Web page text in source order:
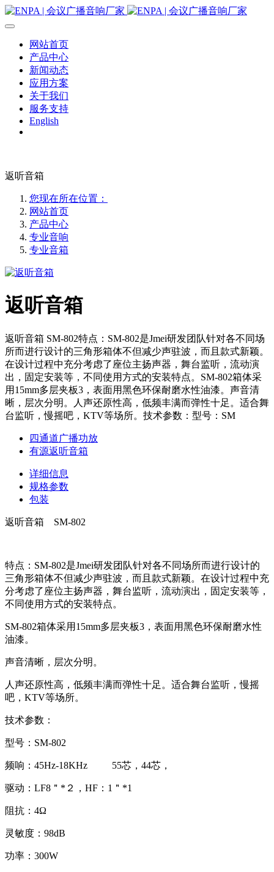
网站首页
产品中心
新闻动态
应用方案
关于我们
服务支持
English
返听音箱
您现在所在位置：
网站首页
产品中心
专业音响
专业音箱
返听音箱
返听音箱 SM-802特点：SM-802是Jmei研发团队针对各不同场
所而进行设计的三角形箱体不但减少声驻波，而且款式新颖。
在设计过程中充分考虑了座位主扬声器，舞台监听，流动演
出，固定安装等，不同使用方式的安装特点。SM-802箱体采
用15mm多层夹板3，表面用黑色环保耐磨水性油漆。声音清
晰，层次分明。人声还原性高，低频丰满而弹性十足。适合舞
台监听，慢摇吧，KTV等场所。技术参数：型号：SM
四通道广播功放
有源返听音箱
详细信息
规格参数
包装
返听音箱 SM-802
特点：SM-802是Jmei研发团队针对各不同场所而进行设计的
三角形箱体不但减少声驻波，而且款式新颖。在设计过程中充
分考虑了座位主扬声器，舞台监听，流动演出，固定安装等，
不同使用方式的安装特点。
SM-802箱体采用15mm多层夹板3，表面用黑色环保耐磨水性
油漆。
声音清晰，层次分明。
人声还原性高，低频丰满而弹性十足。适合舞台监听，慢摇
吧，KTV等场所。
技术参数：
型号：SM-802
频响：45Hz-18KHz 55芯，44芯，
驱动：LF8＂*２，HF：1＂*1
阻抗：4Ω
灵敏度：98dB
功率：300W